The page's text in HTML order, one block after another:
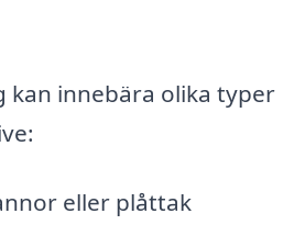
kan innebära olika typer
eller plåttak